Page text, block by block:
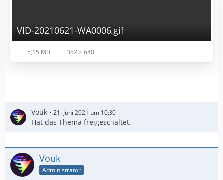
VID-20210621-WA0006.gif
5,15 MB 352 × 640
Vouk 21. Juni 2021 um 10:30
Hat das Thema freigeschaltet.
Vouk
Administrator